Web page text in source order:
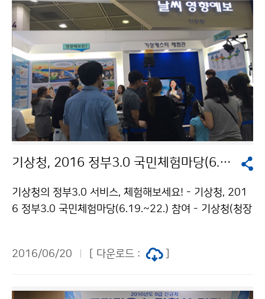
학생 홍보단 활약이 기후변화에 대한 사회적 관심을 높이
는 데 기여할 수 있기를 기대합니다.
기상청, 2016 정부3.0 국민체험마당(6.19.~22.) 참여
기상청의 정부3.0 서비스, 체험해보세요! - 기상청, 201
6 정부3.0 국민체험마당(6.19.~22.) 참여 - 기상청(청장
동 코엑스에서 열리는 ‘2016 정부3.0 국민체험마당’ 에
‘날씨 빅데이터’ 데이터관 등 2개 부스와, 모습과 날씨변
2016/06/20 [ 다운로드 :